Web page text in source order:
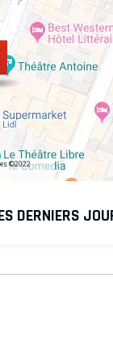
©2022
DERNIERS